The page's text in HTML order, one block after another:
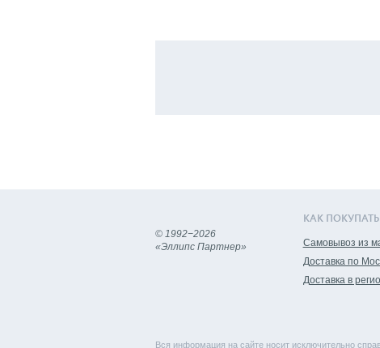
© 1992−2026
«Эллипс Партнер»
КАК
Самовывоз из
Доставка по
Доставка в
Вся информация на сайте носит исключительно